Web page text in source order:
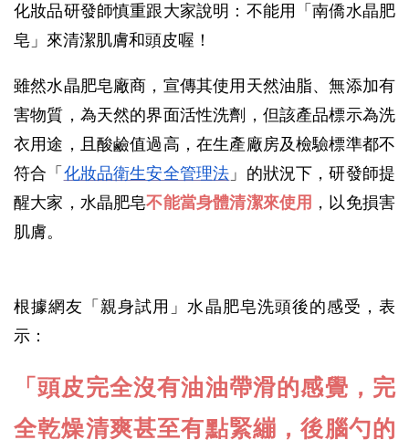
化妝品研發師慎重跟大家說明：不能用「南僑水晶肥
皂」來清潔肌膚和頭皮喔！
雖然水晶肥皂廠商，宣傳其使用天然油脂、無添加有
害物質，為天然的界面活性洗劑，但該產品標示為洗
衣用途，且酸鹼值過高，在生產廠房及檢驗標準都不
符合「 化妝品衛生安全管理法 」的狀況下，研發師提
醒大家，水晶肥皂不能當身體清潔來使用 ，以免損害
肌膚。
根據網友「親身試用」水晶肥皂洗頭後的感受，表
示：
「頭皮完全沒有油油帶滑的感覺，完
全乾燥清爽甚至有點緊繃，後腦勺的